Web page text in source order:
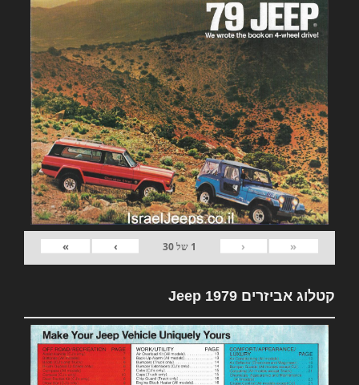
«
‹
1 של30
›
»
קטלוג אביזרים 1979 Jeep